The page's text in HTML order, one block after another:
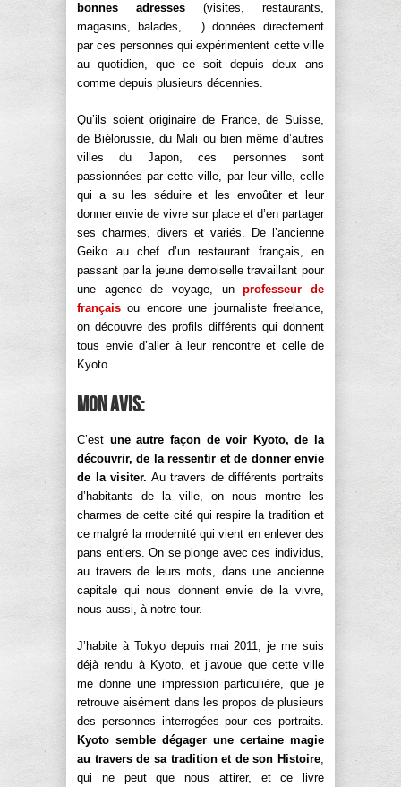
bonnes adresses (visites, restaurants,
magasins, balades, …) données directement
par ces personnes qui expérimentent cette ville
au quotidien, que ce soit depuis deux ans
comme depuis plusieurs décennies.
Qu’ils soient originaire de France, de Suisse,
de Biélorussie, du Mali ou bien même d’autres
villes du Japon, ces personnes sont
passionnées par cette ville, par leur ville, celle
qui a su les séduire et les envoûter et leur
donner envie de vivre sur place et d’en partager
ses charmes, divers et variés. De l’ancienne
Geiko au chef d’un restaurant français, en
passant par la jeune demoiselle travaillant pour
une agence de voyage, unprofesseur de
français ou encore une journaliste freelance,
on découvre des profils différents qui donnent
tous envie d’aller à leur rencontre et celle de
Kyoto.
Mon avis:
C’est une autre façon de voir Kyoto, de la
découvrir, de la ressentir et de donner envie
de la visiter. Au travers de différents portraits
d’habitants de la ville, on nous montre les
charmes de cette cité qui respire la tradition et
ce malgré la modernité qui vient en enlever des
pans entiers. On se plonge avec ces individus,
au travers de leurs mots, dans une ancienne
capitale qui nous donnent envie de la vivre,
nous aussi, à notre tour.
J’habite à Tokyo depuis mai 2011, je me suis
déjà rendu à Kyoto, et j’avoue que cette ville
me donne une impression particulière, que je
retrouve aisément dans les propos de plusieurs
des personnes interrogées pour ces portraits.
Kyoto semble dégager une certaine magie
au travers de sa tradition et de son Histoire,
qui ne peut que nous attirer, et ce livre